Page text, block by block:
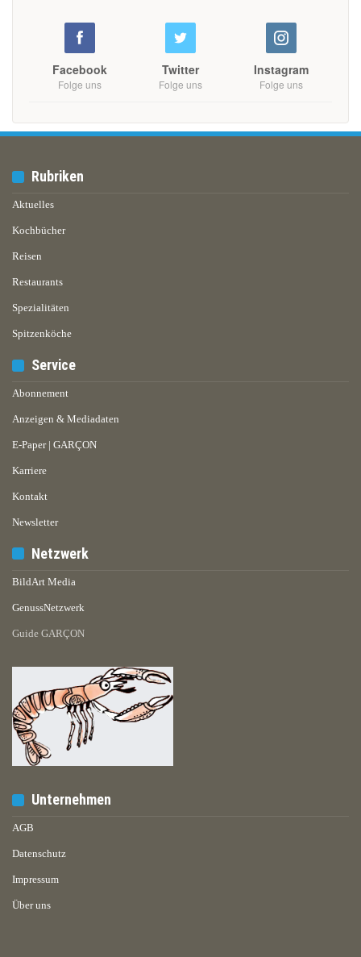
Facebook
Folge uns
Twitter
Folge uns
Instagram
Folge uns
Rubriken
Aktuelles
Kochbücher
Reisen
Restaurants
Spezialitäten
Spitzenköche
Service
Abonnement
Anzeigen & Mediadaten
E-Paper | GARÇON
Karriere
Kontakt
Newsletter
Netzwerk
BildArt Media
GenussNetzwerk
Guide GARÇON
Unternehmen
AGB
Datenschutz
Impressum
Über uns